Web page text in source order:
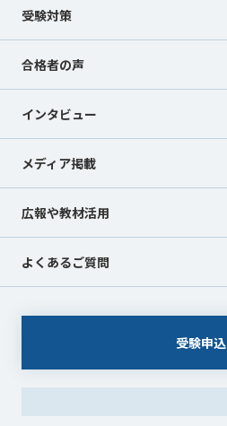
受験対策
Show submenu for 受験対策
合格者の声
インタビュー
メディア掲載
広報や教材活用
Show submenu for 広報や教材活用
よくあるご質問
受験申込